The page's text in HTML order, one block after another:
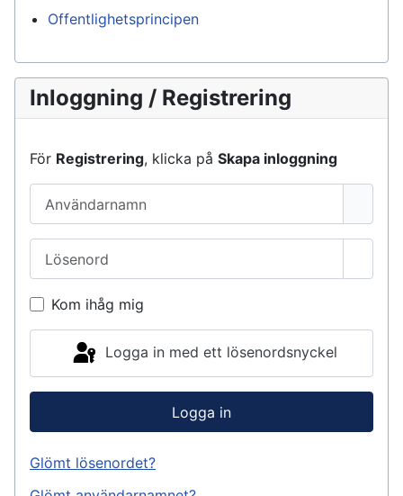
Offentlighetsprincipen
Inloggning / Registrering
För Registrering, klicka på Skapa inloggning
Kom ihåg mig
Logga in med ett lösenordsnyckel
Logga in
Glömt lösenordet?